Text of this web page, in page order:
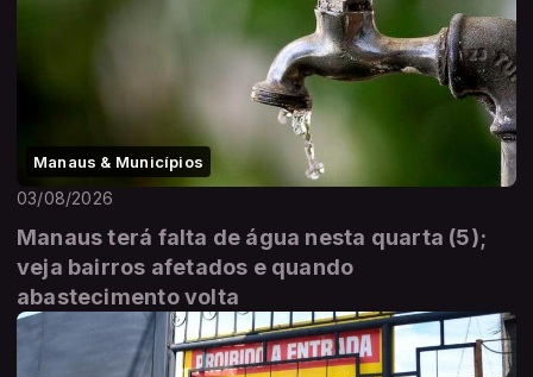
Manaus & Municípios
03/08/2026
Manaus terá falta de água nesta quarta (5);
veja bairros afetados e quando
abastecimento volta